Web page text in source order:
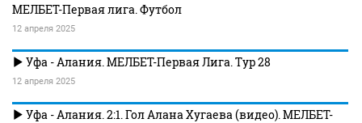
МЕЛБЕТ-Первая лига. Футбол
12 апреля 2025
Уфа - Алания. МЕЛБЕТ-Первая Лига. Тур 28
12 апреля 2025
Уфа - Алания. 2:1. Гол Алана Хугаева (видео). МЕЛБЕТ-